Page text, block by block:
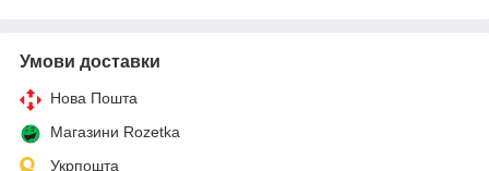
Умови доставки
Нова Пошта
Магазини Rozetka
Укрпошта